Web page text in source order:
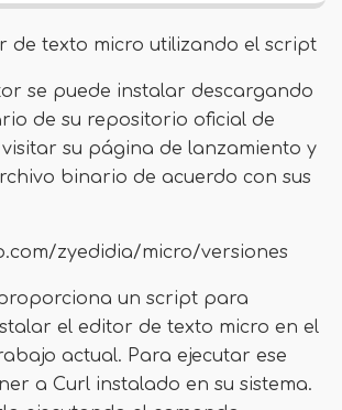
de texto micro utilizando el script
se puede instalar descargando
de su repositorio oficial de
visitar su página de lanzamiento y
binario de acuerdo con sus
zyedidia/micro/versiones
un script para
el editor de texto micro en el
actual. Para ejecutar ese
a Curl instalado en su sistema.